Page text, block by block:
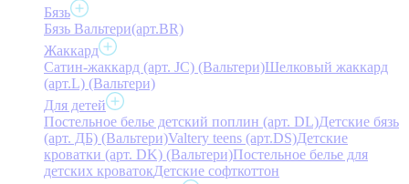
Бязь
Бязь Вальтери(арт.BR)
Жаккард
Сатин-жаккард (арт. JC) (Вальтери)Шелковый жаккард
(арт.L) (Вальтери)
Для детей
Постельное белье детский поплин (арт. DL)Детские бязь
(арт. ДБ) (Вальтери)Valtery teens (арт.DS)Детские
кроватки (арт. DK) (Вальтери)Постельное белье для
детских кроватокДетские софткоттон